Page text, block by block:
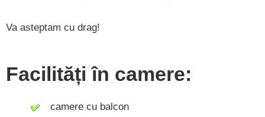
Va asteptam cu drag!
Facilități în camere:
camere cu balcon